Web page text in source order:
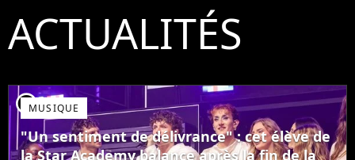
ACTUALITÉS
player2MUSIQUE
"Un sentiment de délivrance" : cet élève de
la Star Academy balance après la fin de la